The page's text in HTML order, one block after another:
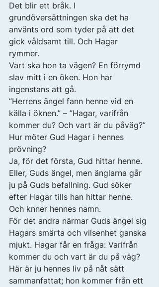
Det blir ett bråk. I
grundöversättningen ska det ha
använts ord som tyder på att det
gick våldsamt till. Och Hagar
rymmer.
Vart ska hon ta vägen? En förrymd
slav mitt i en öken. Hon har
ingenstans att gå.
”Herrens ängel fann henne vid en
källa i öknen.” – ”Hagar, varifrån
kommer du? Och vart är du påväg?”
Hur möter Gud Hagar i hennes
prövning?
Ja, för det första, Gud hittar henne.
Eller, Guds ängel, men änglarna går
ju på Guds befallning. Gud söker
efter Hagar tills han hittar henne.
Och knner hennes namn.
För det andra närmar Guds ängel sig
Hagars smärta och vilsenhet ganska
mjukt. Hagar får en fråga: Varifrån
kommer du och vart är du på väg?
Här är ju hennes liv på nåt sätt
sammanfattat; hon kommer från ett